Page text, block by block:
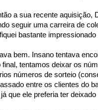
a sua recente aquisição,
seguir uma carreira de
bastante
bem. Insano tentava
tentamos deixar os
números de sorteio
entre os clientes do
já que ele preferia ter